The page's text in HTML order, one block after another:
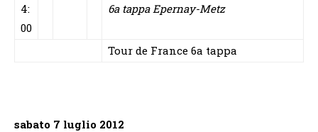
4:
00
6a tappa Epernay-Metz
Tour de France 6a tappa
sabato 7 luglio 2012